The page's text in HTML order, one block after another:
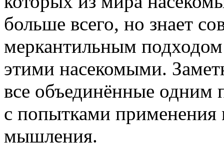
больше всего, но знает
меркантильным
этими насекомыми.
все объединённые одним
с попытками применения
мышления.